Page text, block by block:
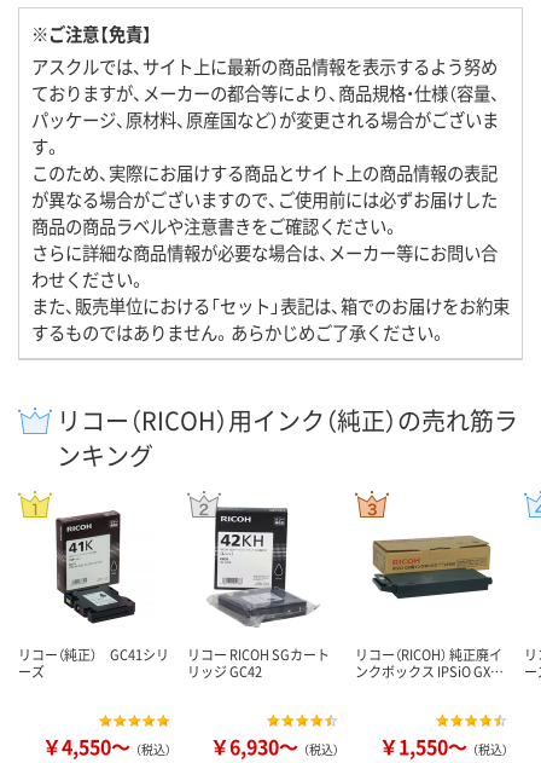
※ご注意【免責】
アスクルでは、サイト上に最新の商品情報を表示するよう努め
ておりますが、メーカーの都合等により、商品規格・仕様（容量、
パッケージ、原材料、原産国など）が変更される場合がございま
す。
このため、実際にお届けする商品とサイト上の商品情報の表記
が異なる場合がございますので、ご使用前には必ずお届けした
商品の商品ラベルや注意書きをご確認ください。
さらに詳細な商品情報が必要な場合は、メーカー等にお問い合
わせください。
また、販売単位における「セット」表記は、箱でのお届けをお約束
するものではありません。あらかじめご了承ください。
リコー（RICOH）用インク（純正）の売れ筋ラ
ンキング
リコー（純正） GC41シリ
ーズ
￥4,550～ （税込）
リコー RICOH SGカート
リッジ GC42
￥6,930～ （税込）
リコー（RICOH） 純正廃イ
ンクボックス IPSiO GX…
￥1,550～ （税込）